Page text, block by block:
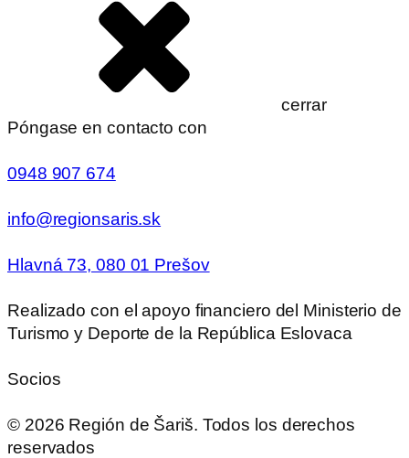
cerrar
Póngase en contacto con
0948 907 674
info@regionsaris.sk
Hlavná 73, 080 01 Prešov
Realizado con el apoyo financiero del Ministerio de
Turismo y Deporte de la República Eslovaca
Socios
© 2026 Región de Šariš. Todos los derechos
reservados